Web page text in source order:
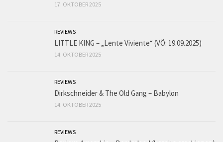
17. OKTOBER 2025
REVIEWS
LITTLE KING – „Lente Viviente“ (VÖ: 19.09.2025)
14. OKTOBER 2025
REVIEWS
Dirkschneider & The Old Gang – Babylon
14. OKTOBER 2025
REVIEWS